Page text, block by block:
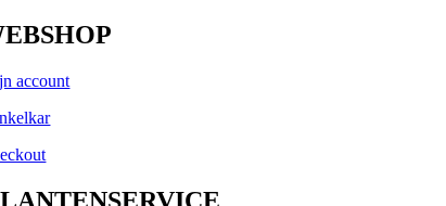
account